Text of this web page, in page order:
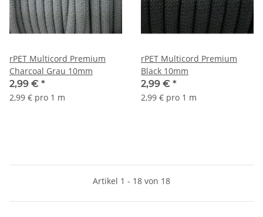
rPET Multicord Premium
Charcoal Grau 10mm
2,99 € *
2,99 € pro 1 m
rPET Multicord Premium
Black 10mm
2,99 € *
2,99 € pro 1 m
Artikel 1 - 18 von 18